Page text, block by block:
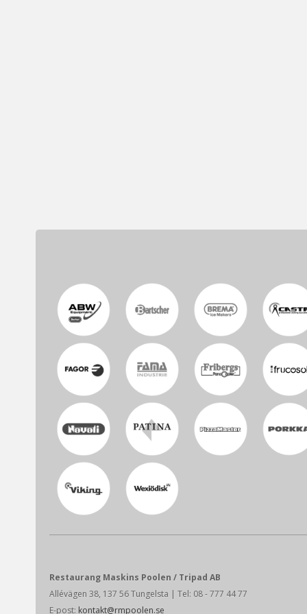
Restaurang Maskins Poolen / Tripad AB
Allévägen 38, 137 56 Tungelsta | Tel: 08 - 777 44 77
E-post: kontakt@rmpoolen.se